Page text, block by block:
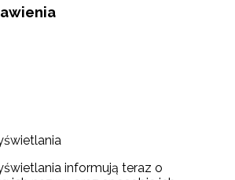
informują teraz o